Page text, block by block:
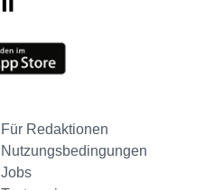
Für Redaktionen
Nutzungsbedingungen
Jobs